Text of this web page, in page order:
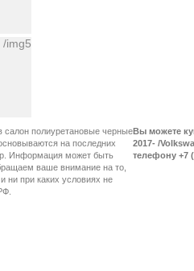
Вы можете
2017- /
телефону +7
салон полиуретановые черные